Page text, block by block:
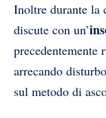
Inoltre durante la
discute con un’
precedentemente
arrecando
sul metodo di